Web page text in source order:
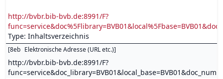
http://bvbr.bib-bvb.de:8991/F?
Type: Inhaltsverzeichnis
[8eb Elektronische Adresse (URL etc.)]
http://bvbr.bib-bvb.de:8991/F?